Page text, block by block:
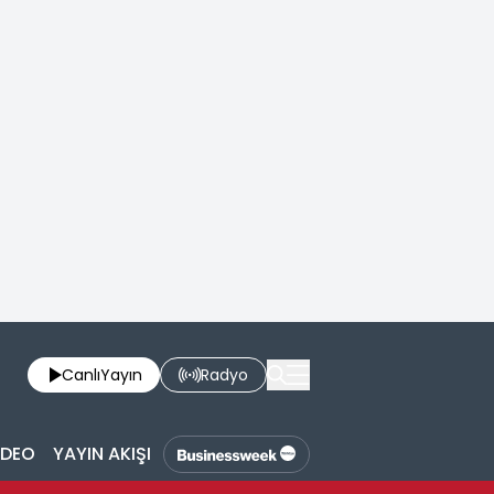
CanlıYayın Radyo
YAYIN AKIŞI